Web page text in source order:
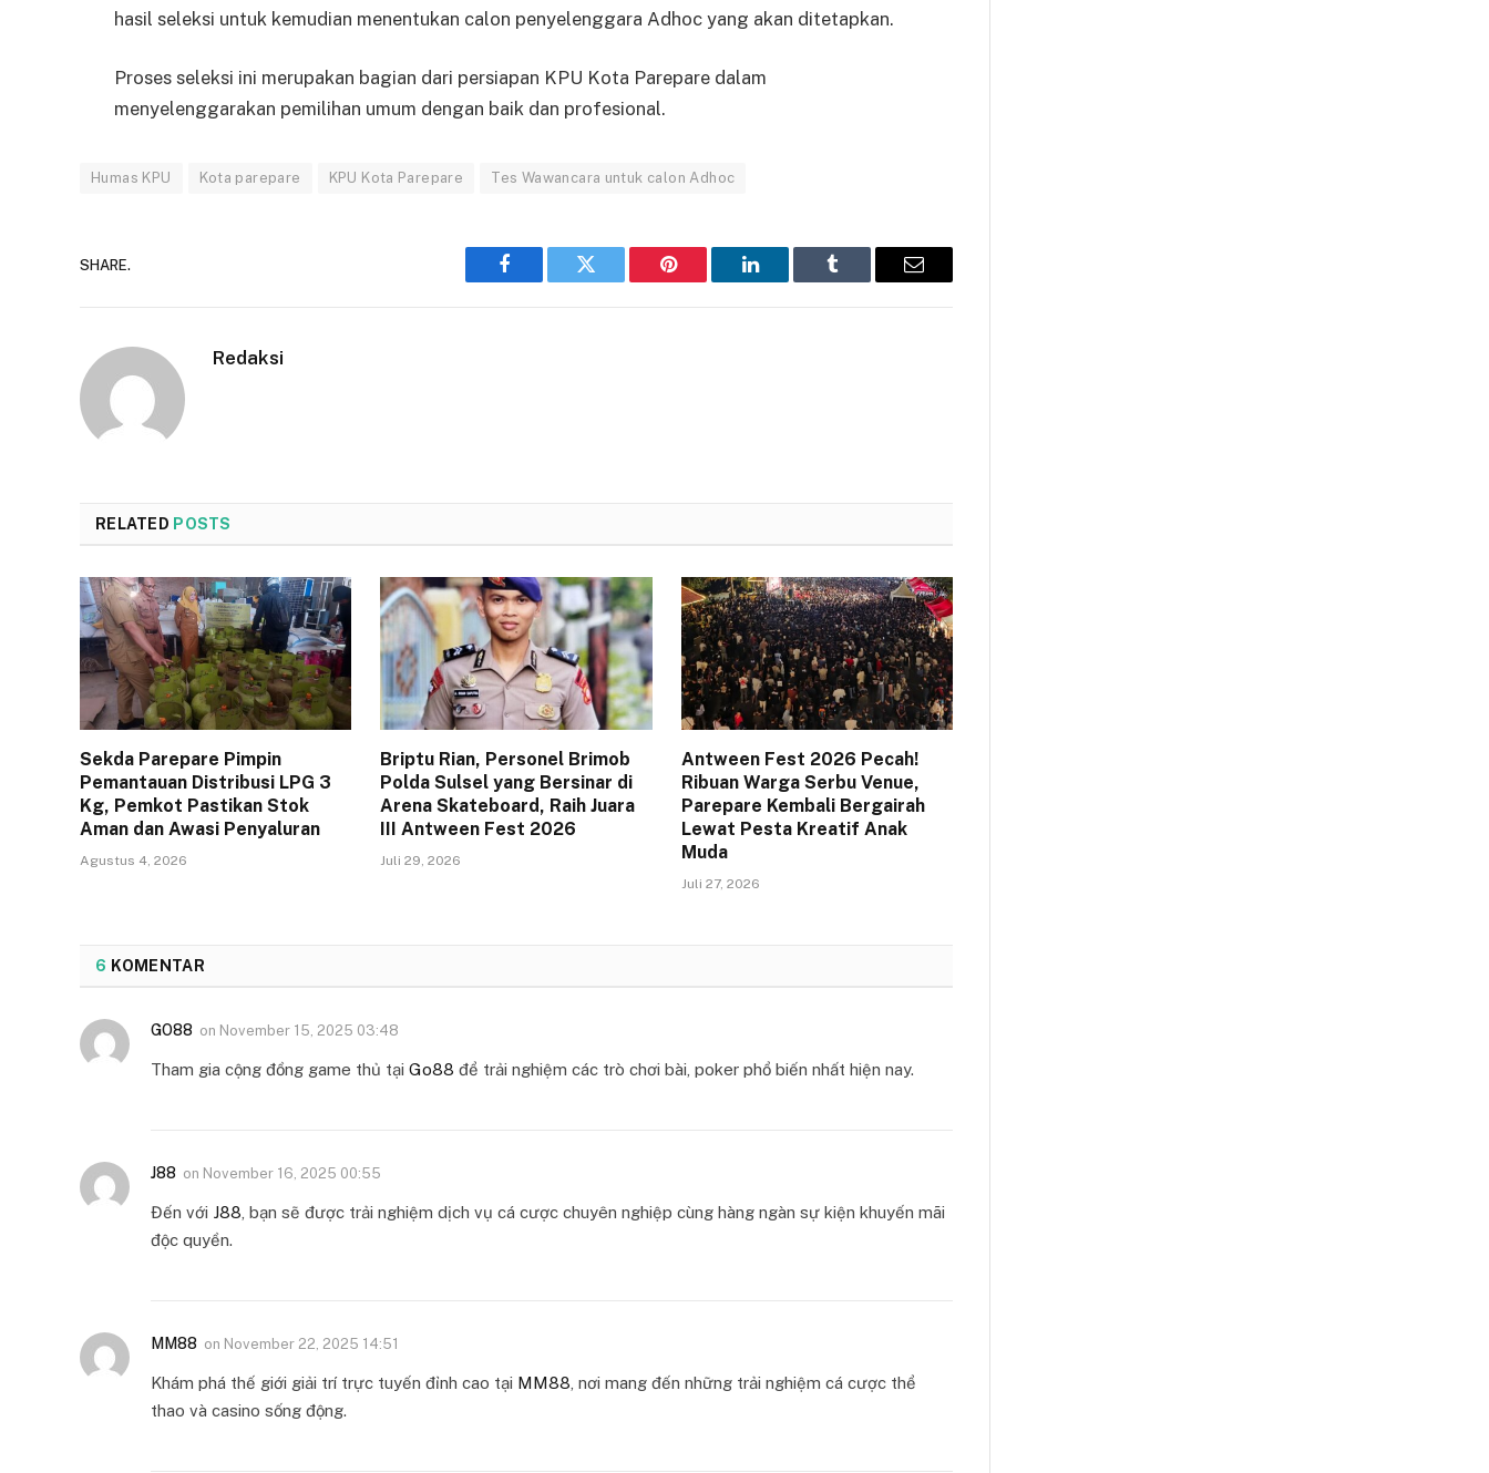
hasil seleksi untuk kemudian menentukan calon penyelenggara Adhoc yang akan ditetapkan.
Proses seleksi ini merupakan bagian dari persiapan KPU Kota Parepare dalam
menyelenggarakan pemilihan umum dengan baik dan profesional.
Humas KPU Kota parepare KPU Kota Parepare Tes Wawancara untuk calon Adhoc
SHARE.
Facebook Twitter Pinterest LinkedIn Tumblr Email
Redaksi
RELATED POSTS
Sekda Parepare Pimpin
Pemantauan Distribusi LPG 3
Kg, Pemkot Pastikan Stok
Aman dan Awasi Penyaluran
Agustus 4, 2026
Briptu Rian, Personel Brimob
Polda Sulsel yang Bersinar di
Arena Skateboard, Raih Juara
III Antween Fest 2026
Juli 29, 2026
Antween Fest 2026 Pecah!
Ribuan Warga Serbu Venue,
Parepare Kembali Bergairah
Lewat Pesta Kreatif Anak
Muda
Juli 27, 2026
6 KOMENTAR
GO88 on November 15, 2025 03:48
Tham gia cộng đồng game thủ tại Go88 để trải nghiệm các trò chơi bài, poker phổ biến nhất hiện nay.
J88 on November 16, 2025 00:55
Đến với J88 , bạn sẽ được trải nghiệm dịch vụ cá cược chuyên nghiệp cùng hàng ngàn sự kiện khuyến mãi
độc quyền.
MM88 on November 22, 2025 14:51
Khám phá thế giới giải trí trực tuyến đỉnh cao tại MM88 , nơi mang đến những trải nghiệm cá cược thể
thao và casino sống động.